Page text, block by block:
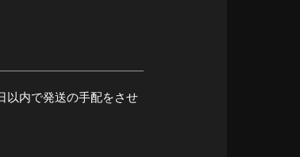
以内で発送の手配をさせ